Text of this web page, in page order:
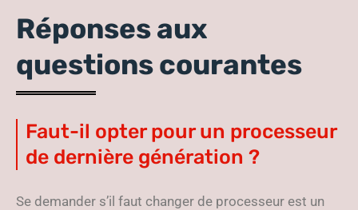
Réponses aux
questions courantes
Faut-il opter pour un processeur
de dernière génération ?
Se demander s’il faut changer de processeur est un